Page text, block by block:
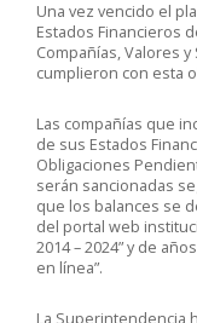
Una vez vencido el
Estados Financieros
Compañías, Valores
cumplieron con esta
Las compañías que
de sus Estados
Obligaciones
serán sancionadas
que los balances se
del portal web
2014 – 2024” y de
en línea”.